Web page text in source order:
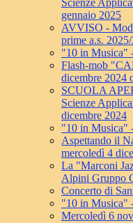
Scienze
gennaio 2025
AVVISO -
prime a.s.
"10 in Musica"
Flash-mob
dicembre 2024
SCUOLA
Scienze
dicembre 2024
"10 in Musica"
Aspettando il
mercoledì 4
La "Marconi
Alpini Gruppo
Concerto di
"10 in Musica"
Mercoledì 6